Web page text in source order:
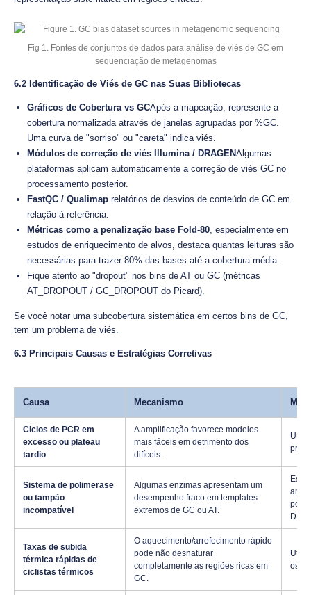
Fig 1. Fontes de conjuntos de dados para análise de viés de GC em
sequenciação de metagenomas
6.2 Identificação de Viés de GC nas Suas Bibliotecas
Gráficos de Cobertura vs GCApós a mapeação, represente a
cobertura normalizada através de janelas agrupadas por %GC.
Uma curva de "sorriso" ou "careta" indica viés.
Módulos de correção de viés Illumina / DRAGENAlgumas
plataformas aplicam automaticamente a correção de viés GC no
processamento posterior.
FastQC / Qualimap relatórios de desvios de conteúdo de GC em
relação à referência.
Métricas como a penalização base Fold-80, especialmente em
estudos de enriquecimento de alvos, destaca quantas leituras são
necessárias para trazer 80% das bases até a cobertura média.
Fique atento ao "dropout" nos bins de AT ou GC (métricas
AT_DROPOUT / GC_DROPOUT do Picard).
Se você notar uma subcobertura sistemática em certos bins de GC,
tem um problema de viés.
6.3 Principais Causas e Estratégias Corretivas
Causa Mecanismo
Ciclos de PCR em
excesso ou plateau
tardio
A amplificação favorece modelos
mais fáceis em detrimento dos
difíceis.
pré-
Sistema de polimerase
ou tampão
incompatível
Algumas enzimas apresentam um
desempenho fraco em templates
extremos de GC ou AT.
Taxas de subida
térmica rápidas de
ciclistas térmicos
O aquecimento/arrefecimento rápido
pode não desnaturar
completamente as regiões ricas em
GC.
os